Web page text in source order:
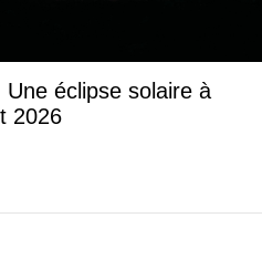
éclipse solaire à
2026